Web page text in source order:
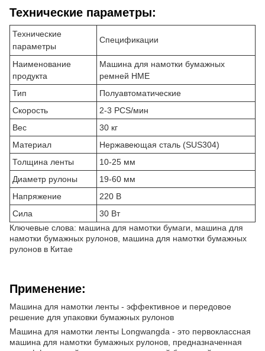
Технические параметры:
Технические
параметры
Спецификации
Наименование
продукта
Машина для намотки бумажных
ремней HME
Тип
Полуавтоматические
Скорость
2-3 PCS/мин
Вес
30 кг
Материал
Нержавеющая сталь (SUS304)
Толщина ленты
10-25 мм
Диаметр рулоны
19-60 мм
Напряжение
220 В
Сила
30 Вт
Ключевые слова: машина для намотки бумаги, машина для
намотки бумажных рулонов, машина для намотки бумажных
рулонов в Китае
Применение:
Машина для намотки ленты - эффективное и передовое
решение для упаковки бумажных рулонов
Машина для намотки ленты Longwangda - это первоклассная
машина для намотки бумажных рулонов, предназначенная